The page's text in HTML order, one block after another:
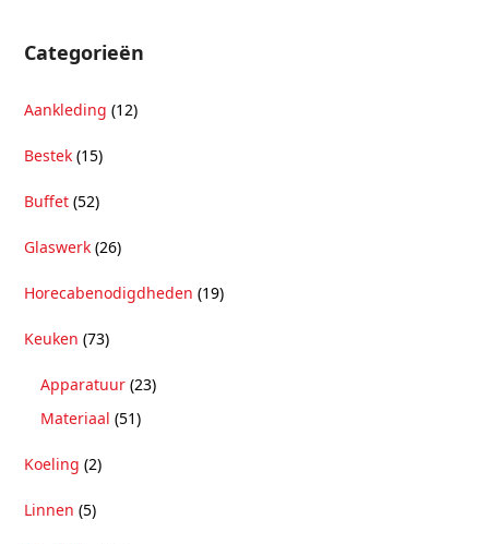
Categorieën
Aankleding (12)
Bestek (15)
Buffet (52)
Glaswerk (26)
Horecabenodigdheden (19)
Keuken (73)
Apparatuur (23)
Materiaal (51)
Koeling (2)
Linnen (5)